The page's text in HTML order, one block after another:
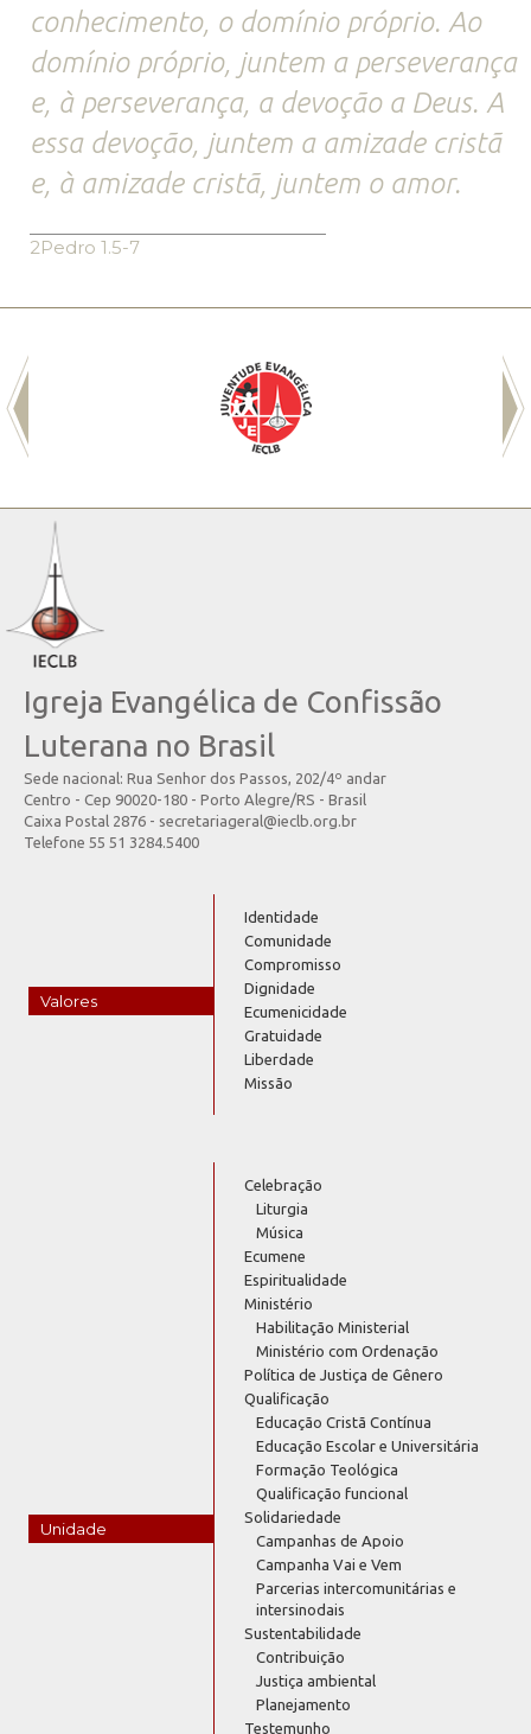
conhecimento, o domínio próprio. Ao
domínio próprio, juntem a perseverança
e, à perseverança, a devoção a Deus. A
essa devoção, juntem a amizade cristã
e, à amizade cristã, juntem o amor.
2Pedro 1.5-7
Igreja Evangélica de Confissão
Luterana no Brasil
Sede nacional: Rua Senhor dos Passos, 202/4º andar
Centro - Cep 90020-180 - Porto Alegre/RS - Brasil
Caixa Postal 2876 - secretariageral@ieclb.org.br
Telefone 55 51 3284.5400
Valores
Identidade
Comunidade
Compromisso
Dignidade
Ecumenicidade
Gratuidade
Liberdade
Missão
Unidade
Celebração
Liturgia
Música
Ecumene
Espiritualidade
Ministério
Habilitação Ministerial
Ministério com Ordenação
Política de Justiça de Gênero
Qualificação
Educação Cristã Contínua
Educação Escolar e Universitária
Formação Teológica
Qualificação funcional
Solidariedade
Campanhas de Apoio
Campanha Vai e Vem
Parcerias intercomunitárias e
intersinodais
Sustentabilidade
Contribuição
Justiça ambiental
Planejamento
Testemunho